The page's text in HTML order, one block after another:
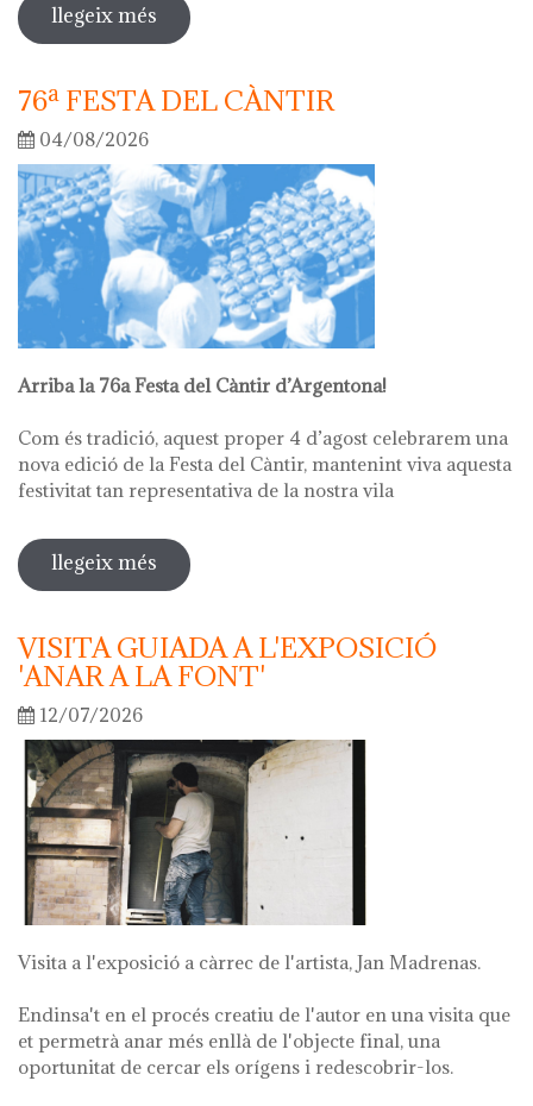
llegeix més sobre presentació càntir gegant
d'artista
76ª FESTA DEL CÀNTIR
04/08/2026
Arriba la 76a Festa del Càntir d’Argentona!
Com és tradició, aquest proper 4 d’agost celebrarem una
nova edició de la Festa del Càntir, mantenint viva aquesta
festivitat tan representativa de la nostra vila
llegeix més sobre 76ª festa del càntir
VISITA GUIADA A L'EXPOSICIÓ
'ANAR A LA FONT'
12/07/2026
Visita a l'exposició a càrrec de l'artista, Jan Madrenas.
Endinsa't en el procés creatiu de l'autor en una visita que
et permetrà anar més enllà de l'objecte final, una
oportunitat de cercar els orígens i redescobrir-los.